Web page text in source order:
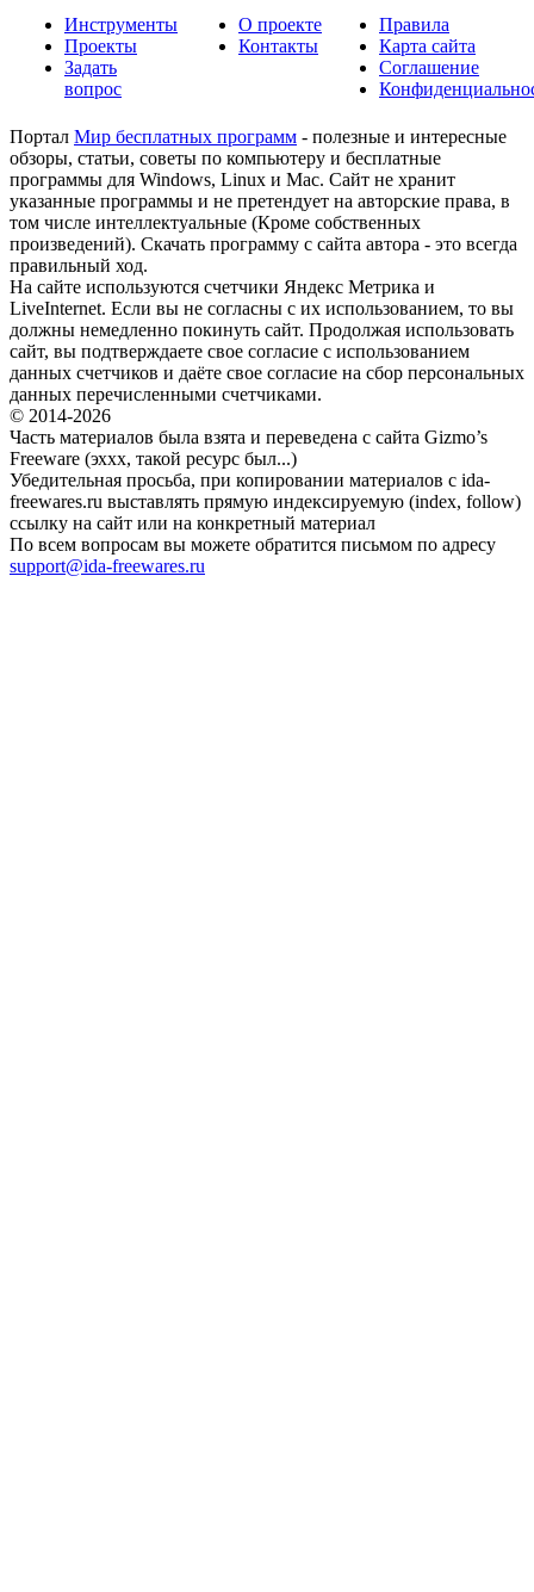
Инструменты
Проекты
Задать
вопрос
О проекте
Контакты
Правила
Карта сайта
Соглашение
Портал Мир бесплатных программ - полезные и интересные
обзоры, статьи, советы по компьютеру и бесплатные
программы для Windows, Linux и Mac. Сайт не хранит
указанные программы и не претендует на авторские права, в
том числе интеллектуальные (Кроме собственных
произведений). Скачать программу с сайта автора - это всегда
правильный ход.
На сайте используются счетчики Яндекс Метрика и
LiveInternet. Если вы не согласны с их использованием, то вы
должны немедленно покинуть сайт. Продолжая использовать
сайт, вы подтверждаете свое согласие с использованием
данных счетчиков и даёте свое согласие на сбор персональных
данных перечисленными счетчиками.
© 2014-2026
Часть материалов была взята и переведена с сайта Gizmo’s
Freeware (эххх, такой ресурс был...)
Убедительная просьба, при копировании материалов с ida-
freewares.ru выставлять прямую индексируемую (index, follow)
ссылку на сайт или на конкретный материал
По всем вопросам вы можете обратится письмом по адресу
support@ida-freewares.ru